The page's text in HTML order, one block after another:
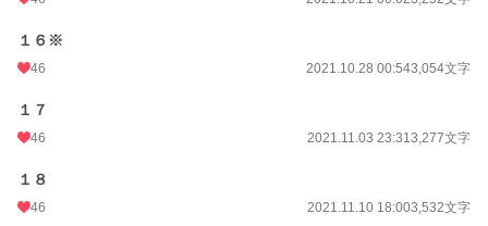
１６※
46 2021.10.28 00:543,054文字
１７
46 2021.11.03 23:313,277文字
１８
46 2021.11.10 18:003,532文字